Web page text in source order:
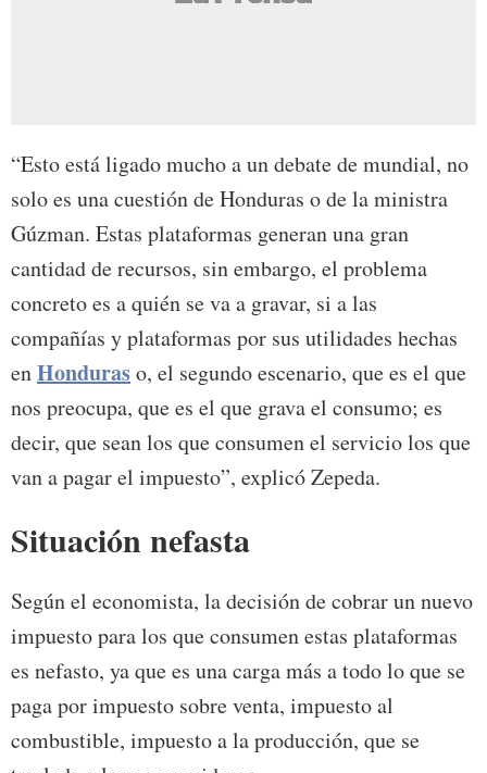
“Esto está ligado mucho a un debate de mundial, no
solo es una cuestión de Honduras o de la ministra
Gúzman. Estas plataformas generan una gran
cantidad de recursos, sin embargo, el problema
concreto es a quién se va a gravar, si a las
compañías y plataformas por sus utilidades hechas
enHonduraso, el segundo escenario, que es el que
nos preocupa, que es el que grava el consumo; es
decir, que sean los que consumen el servicio los que
van a pagar el impuesto”, explicó Zepeda.
Situación nefasta
Según el economista, la decisión de cobrar un nuevo
impuesto para los que consumen estas plataformas
es nefasto, ya que es una carga más a todo lo que se
paga por impuesto sobre venta, impuesto al
combustible, impuesto a la producción, que se